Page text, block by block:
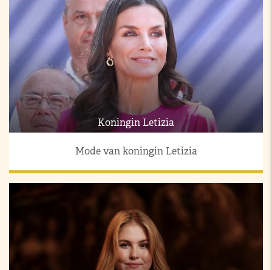
Koningin Letizia
Mode van koningin Letizia